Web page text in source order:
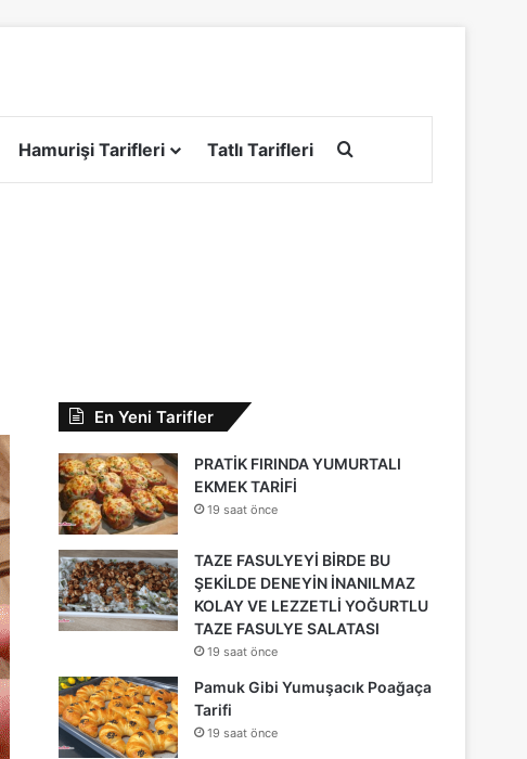
Hamurişi Tarifleri Tatlı Tarifleri
En Yeni Tarifler
PRATİK FIRINDA YUMURTALI
EKMEK TARİFİ
19 saat önce
TAZE FASULYEYİ BİRDE BU
ŞEKİLDE DENEYİN İNANILMAZ
KOLAY VE LEZZETLİ YOĞURTLU
TAZE FASULYE SALATASI
19 saat önce
Pamuk Gibi Yumuşacık Poağaça
Tarifi
19 saat önce